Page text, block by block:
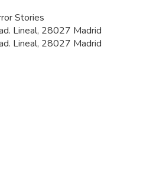
Stories
Lineal, 28027 Madrid
Lineal, 28027 Madrid